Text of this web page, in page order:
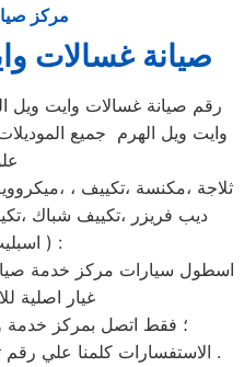
مركز
صيانة غسالات
رقم صيانة غسالات وايت ويل
وايت ويل الهرم جميع
اسبليت ، دراير ) :
اسطول سيارات مركز خدمة
غيار اصلية
؛ فقط اتصل بمركز خدمة
الاستفسارات كلمنا علي رقم توكيل وايت ويل الهرم المختصر .